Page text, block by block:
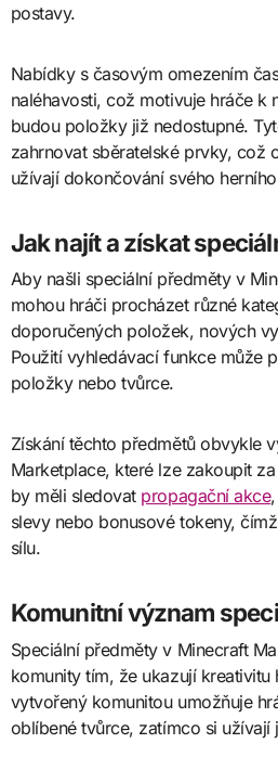
postavy.
Nabídky s časovým omezením
naléhavosti, což motivuje hráče k
budou položky již nedostupné.
zahrnovat sběratelské prvky, což
užívají dokončování svého
Jak najít a získat
Aby našli speciální předměty v
mohou hráči procházet různé
doporučených položek, nových
Použití vyhledávací funkce může
položky nebo tvůrce.
Získání těchto předmětů obvykle
Marketplace, které lze zakoupit
by měli sledovat propagační akce
slevy nebo bonusové tokeny,
sílu.
Komunitní význam
Speciální předměty v Minecraft
komunity tím, že ukazují kreativitu
vytvořený komunitou umožňuje
oblíbené tvůrce, zatímco si užívají